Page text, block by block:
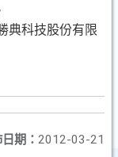
典科技股份有限
期： 2012-03-21